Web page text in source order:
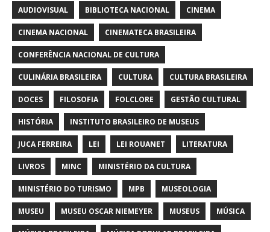
AUDIOVISUAL BIBLIOTECA NACIONAL CINEMA
CINEMA NACIONAL CINEMATECA BRASILEIRA
CONFERÊNCIA NACIONAL DE CULTURA
CULINÁRIA BRASILEIRA CULTURA CULTURA BRASILEIRA
DOCES FILOSOFIA FOLCLORE GESTÃO CULTURAL
HISTÓRIA INSTITUTO BRASILEIRO DE MUSEUS
JUCA FERREIRA LEI LEI ROUANET LITERATURA
LIVROS MINC MINISTÉRIO DA CULTURA
MINISTÉRIO DO TURISMO MPB MUSEOLOGIA
MUSEU MUSEU OSCAR NIEMEYER MUSEUS MÚSICA